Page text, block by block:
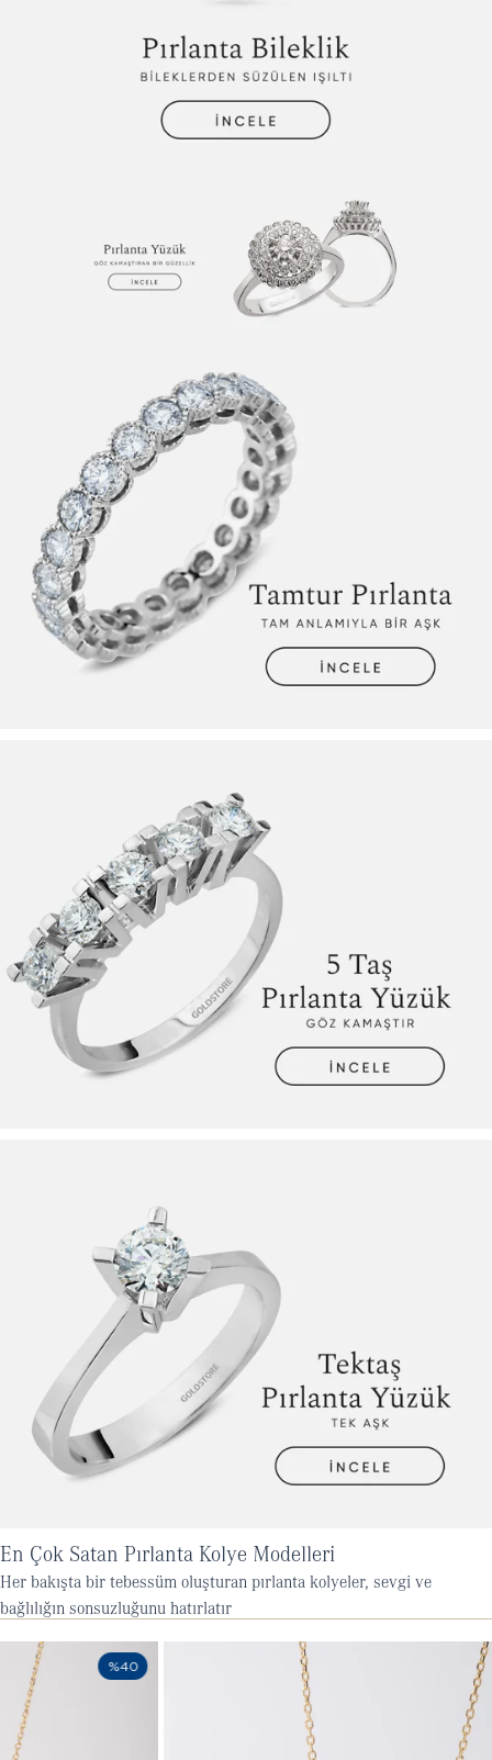
En Çok Satan Pırlanta Kolye Modelleri
Her bakışta bir tebessüm oluşturan pırlanta kolyeler, sevgi ve
bağlılığın sonsuzluğunu hatırlatır